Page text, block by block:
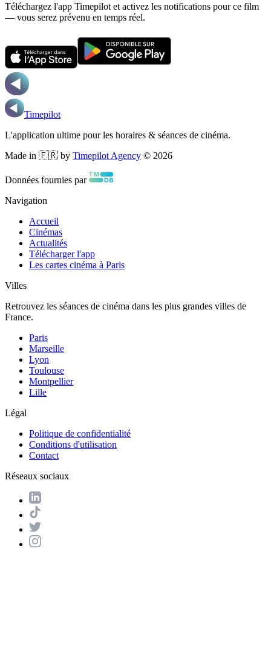
Téléchargez l'app Timepilot et activez les notifications pour ce film
— vous serez prévenu en temps réel.
Timepilot
L'application ultime pour les horaires & séances de cinéma.
Made in 🇫🇷 by Timepilot Agency © 2026
Données fournies par
Navigation
Accueil
Cinémas
Actualités
Télécharger l'app
Les cartes cinéma à Paris
Villes
Retrouvez les séances de cinéma dans les plus grandes villes de
France.
Paris
Marseille
Lyon
Toulouse
Montpellier
Lille
Légal
Politique de confidentialité
Conditions d'utilisation
Contact
Réseaux sociaux